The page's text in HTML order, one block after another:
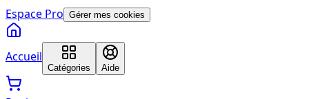
Espace Pro Gérer mes cookies
Accueil
Catégories Aide